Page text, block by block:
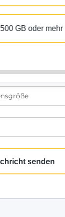
500 GB oder mehr